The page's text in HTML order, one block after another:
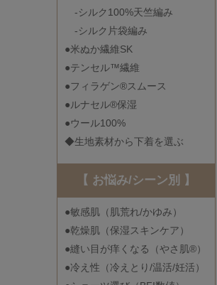
-シルク100%天竺編み
-シルク片袋編み
●米ぬか繊維SK
●テンセル™繊維
●フィラゲン®スムース
●ルナセル®保湿
●ウール100%
◆生地素材から下着を選ぶ
【 お悩み/シーン別 】
●敏感肌（肌荒れ/かゆみ）
●乾燥肌（保湿スキンケア）
●縫い目が痒くなる（やさ肌®）
●冷え性（冷えとり/温活/妊活）